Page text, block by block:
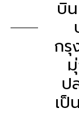
บิ
กรุ
ป
เ